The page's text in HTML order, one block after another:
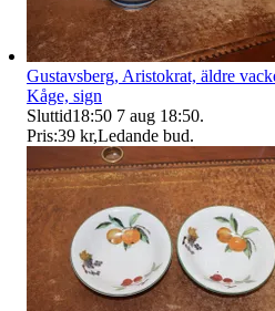
Gustavsberg, Aristokrat, äldre
Kåge, sign
Sluttid18:50 7 aug 18:50.
Pris:39 kr,Ledande bud.